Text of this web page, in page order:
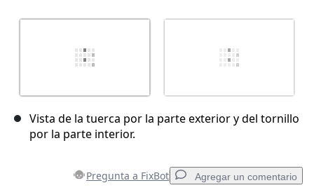
Vista de la tuerca por la parte exterior y del tornillo
por la parte interior.
Pregunta a FixBot Agregar un comentario